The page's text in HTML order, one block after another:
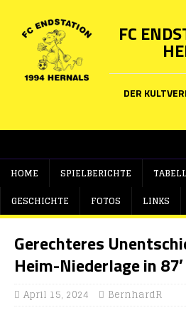
FC
DER
HOME SPIELBERICHTE
GESCHICHTE
FOTOS LINKS
Gerechteres
Heim-Niederlage in 87′
April 15, 2024 BernhardR